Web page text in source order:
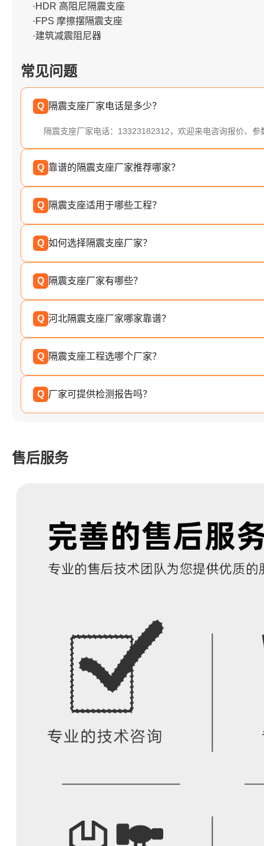
·HDR 高阻尼隔震支座
·FPS 摩擦摆隔震支座
·建筑减震阻尼器
常见问题
Q 隔震支座厂家电话是多少？
隔震支座厂家电话：13323182312，欢迎来电咨询报价、参
Q 靠谱的隔震支座厂家推荐哪家？
Q 隔震支座适用于哪些工程？
Q 如何选择隔震支座厂家？
Q 隔震支座厂家有哪些？
Q 河北隔震支座厂家哪家靠谱？
Q 隔震支座工程选哪个厂家？
Q 厂家可提供检测报告吗？
售后服务